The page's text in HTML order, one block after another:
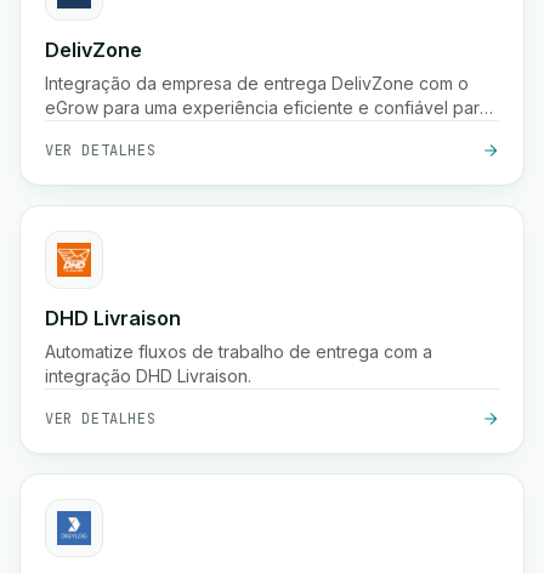
DelivZone
Integração da empresa de entrega DelivZone com o
eGrow para uma experiência eficiente e confiável para
VER DETALHES
DHD Livraison
Automatize fluxos de trabalho de entrega com a
integração DHD Livraison.
VER DETALHES